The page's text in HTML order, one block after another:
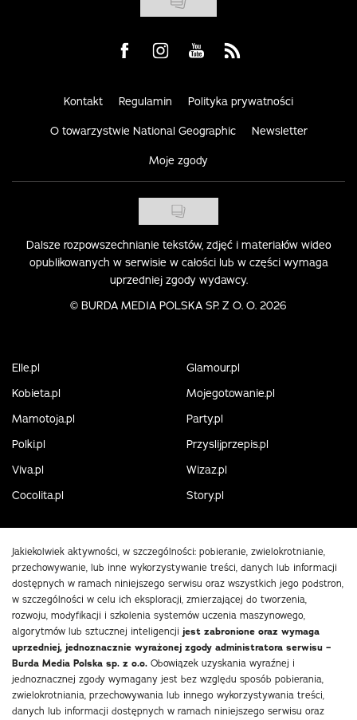
Visit us on Facebook
Visit us on Instagram
Visit us on Youtube
Visit us on Rss
Kontakt Regulamin Polityka prywatności
O towarzystwie National Geographic Newsletter
Moje zgody
Dalsze rozpowszechnianie tekstów, zdjęć i materiałów wideo
opublikowanych w serwisie w całości lub w części wymaga
uprzedniej zgody wydawcy.
© BURDA MEDIA POLSKA SP. Z O. O. 2026
Elle.pl
Glamour.pl
Kobieta.pl
Mojegotowanie.pl
Mamotoja.pl
Party.pl
Polki.pl
Przyslijprzepis.pl
Viva.pl
Wizaz.pl
Cocolita.pl
Story.pl
Jakiekolwiek aktywności, w szczególności: pobieranie, zwielokrotnianie,
przechowywanie, lub inne wykorzystywanie treści, danych lub informacji
dostępnych w ramach niniejszego serwisu oraz wszystkich jego podstron,
w szczególności w celu ich eksploracji, zmierzającej do tworzenia,
rozwoju, modyfikacji i szkolenia systemów uczenia maszynowego,
algorytmów lub sztucznej inteligencji jest zabronione oraz wymaga
uprzedniej, jednoznacznie wyrażonej zgody administratora serwisu –
Burda Media Polska sp. z o.o. Obowiązek uzyskania wyraźnej i
jednoznacznej zgody wymagany jest bez względu sposób pobierania,
zwielokrotniania, przechowywania lub innego wykorzystywania treści,
danych lub informacji dostępnych w ramach niniejszego serwisu oraz